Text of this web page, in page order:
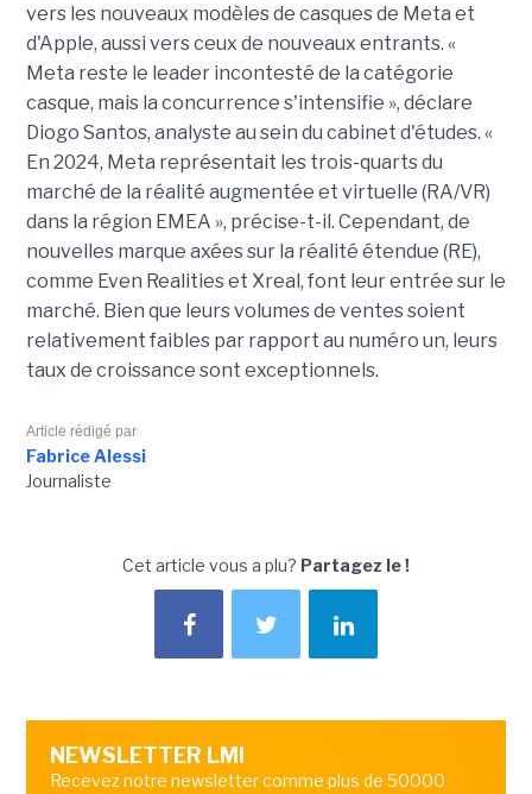
vers les nouveaux modèles de casques de Meta et
d'Apple, aussi vers ceux de nouveaux entrants. «
Meta reste le leader incontesté de la catégorie
casque, mais la concurrence s'intensifie », déclare
Diogo Santos, analyste au sein du cabinet d'études. «
En 2024, Meta représentait les trois-quarts du
marché de la réalité augmentée et virtuelle (RA/VR)
dans la région EMEA », précise-t-il. Cependant, de
nouvelles marque axées sur la réalité étendue (RE),
comme Even Realities et Xreal, font leur entrée sur le
marché. Bien que leurs volumes de ventes soient
relativement faibles par rapport au numéro un, leurs
taux de croissance sont exceptionnels.
Article rédigé par
Fabrice Alessi
Journaliste
Cet article vous a plu? Partagez le !
NEWSLETTER LMI
Recevez notre newsletter comme plus de 50000